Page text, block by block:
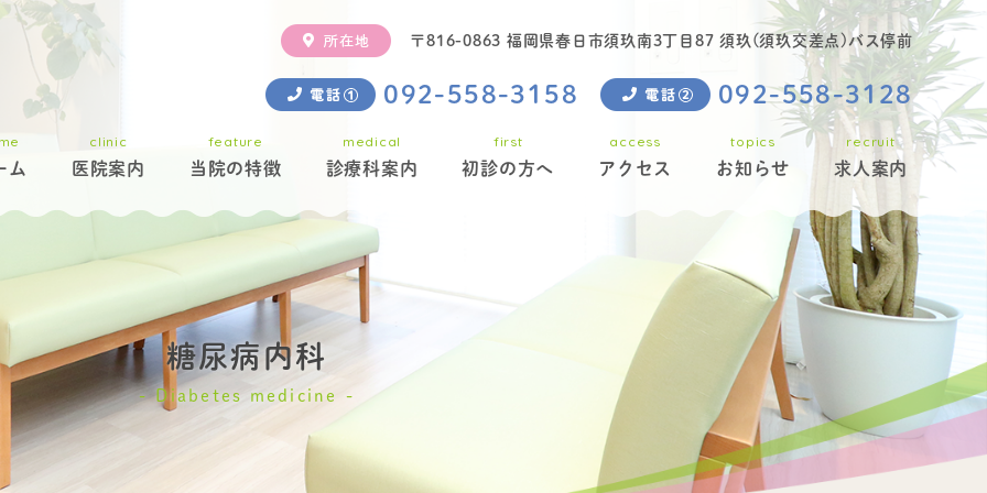
〒816-0863 福岡県春日市須玖南3丁目87 須玖(須玖交差点)バス停前
092-558-3158 092-558-3128
ム
clinic
医院案内
feature
当院の特徴
medical
診療科案内
first
初診の方へ
access
アクセス
topics
お知らせ
recruit
求人案内
糖尿病内科
Diabetes medicine